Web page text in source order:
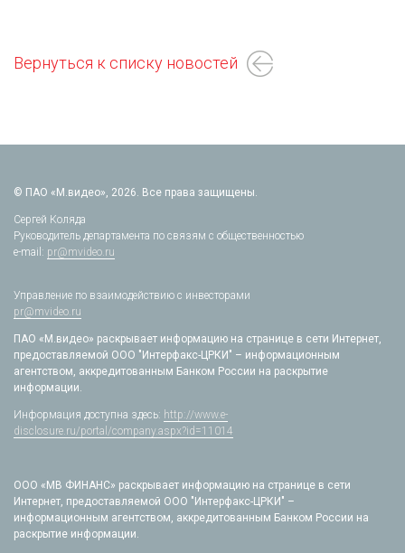
Вернуться к списку новостей
© ПАО «М.видео», 2026. Все права защищены.
Сергей Коляда
Руководитель департамента по связям с общественностью
e-mail: pr@mvideo.ru
Управление по взаимодействию с инвесторами
pr@mvideo.ru
ПАО «М.видео» раскрывает информацию на странице в сети Интернет,
предоставляемой ООО "Интерфакс-ЦРКИ" – информационным
агентством, аккредитованным Банком России на раскрытие
информации.
Информация доступна здесь: http://www.e-
disclosure.ru/portal/company.aspx?id=11014
ООО «МВ ФИНАНС» раскрывает информацию на странице в сети
Интернет, предоставляемой ООО "Интерфакс-ЦРКИ" –
информационным агентством, аккредитованным Банком России на
раскрытие информации.